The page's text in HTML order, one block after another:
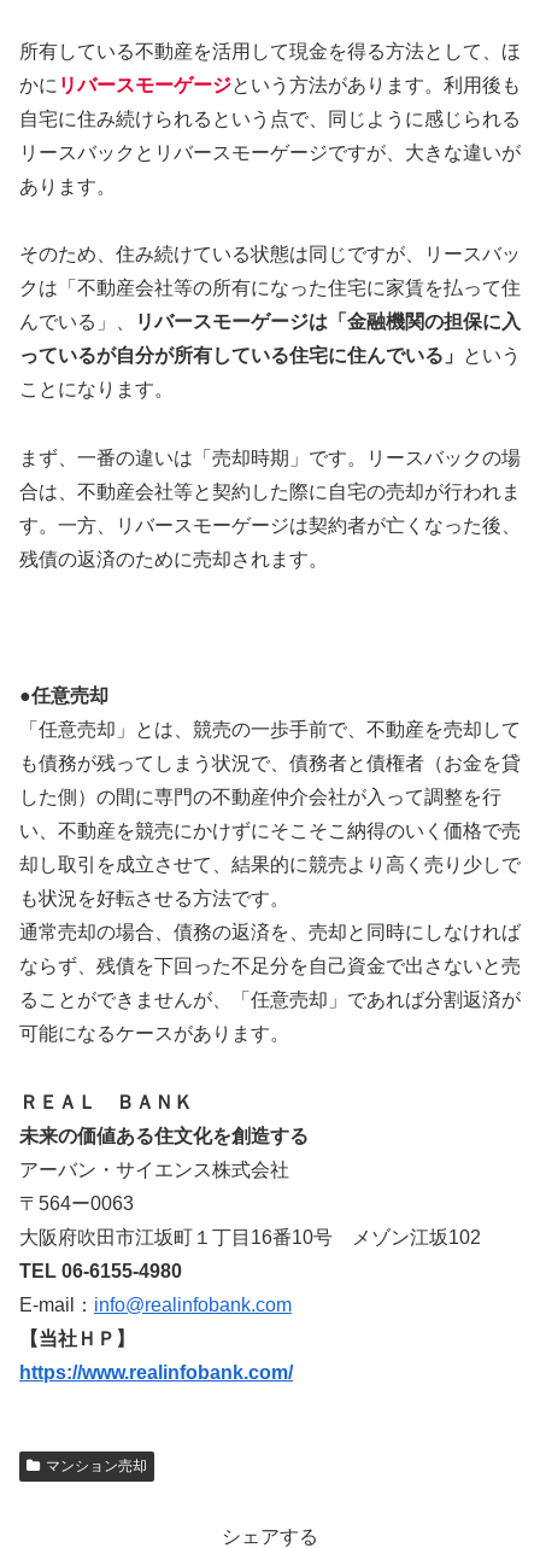
所有している不動産を活用して現金を得る方法として、ほ
かに リバースモーゲージという方法があります。利用後も
自宅に住み続けられるという点で、同じように感じられる
リースバックとリバースモーゲージですが、大きな違いが
あります。
そのため、住み続けている状態は同じですが、リースバッ
クは「不動産会社等の所有になった住宅に家賃を払って住
んでいる」、
リバースモーゲージは「金融機関の担保に入
っているが自分が所有している住宅に住んでいる」
という
ことになります。
まず、一番の違いは「売却時期」です。リースバックの場
合は、不動産会社等と契約した際に自宅の売却が行われま
す。一方、リバースモーゲージは契約者が亡くなった後、
残債の返済のために売却されます。
●任意売却
「任意売却」とは、競売の一歩手前で、不動産を売却して
も債務が残ってしまう状況で、債務者と債権者（お金を貸
した側）の間に専門の不動産仲介会社が入って調整を行
い、不動産を競売にかけずにそこそこ納得のいく価格で売
却し取引を成立させて、結果的に競売より高く売り少しで
も状況を好転させる方法です。
通常売却の場合、債務の返済を、売却と同時にしなければ
ならず、残債を下回った不足分を自己資金で出さないと売
ることができませんが、「任意売却」であれば分割返済が
可能になるケースがあります。
ＲＥＡＬ ＢＡＮＫ
未来の価値ある住文化を創造する
アーバン・サイエンス株式会社
〒564ー0063
大阪府吹田市江坂町１丁目16番10号 メゾン江坂102
TEL 06-6155-4980
E-mail： info@realinfobank.com
【当社ＨＰ】
https://www.realinfobank.com/
マンション売却
シェアする